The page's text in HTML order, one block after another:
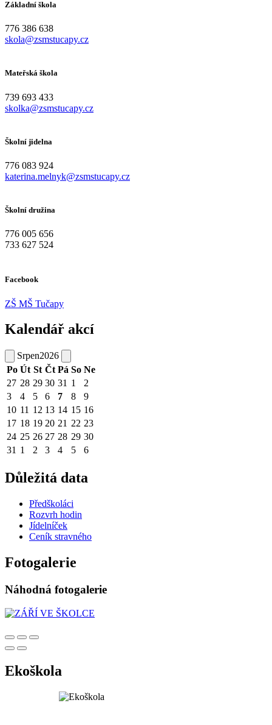
Základní škola
776 386 638
skola@zsmstucapy.cz
Mateřská škola
739 693 433
skolka@zsmstucapy.cz
Školní jidelna
776 083 924
katerina.melnyk@zsmstucapy.cz
Školní družina
776 005 656
733 627 524
Facebook
ZŠ MŠ Tučapy
Kalendář akcí
Srpen2026
Po Út St Čt Pá So Ne
27 28 29 30 31 1
2
3
4 5 6 7 8
9
10 11 12 13 14 15 16
17 18 19 20 21 22 23
24 25 26 27 28 29 30
31 1 2 3 4 5 6
Důležitá data
Předškoláci
Rozvrh hodin
Jídelníček
Ceník stravného
Fotogalerie
Náhodná fotogalerie
Ekoškola